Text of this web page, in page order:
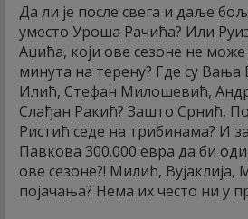
Да ли је после свега и даље
уместо Уроша Рачића? Или
Аџића, који ове сезоне не
минута на терену? Где су
Илић, Стефан Милошевић,
Слађан Ракић? Зашто Срнић,
Ристић седе на трибинама? И
Павкова 300.000 евра да би
ове сезоне?! Милић, Вујаклија,
појачања? Нема их често ни у